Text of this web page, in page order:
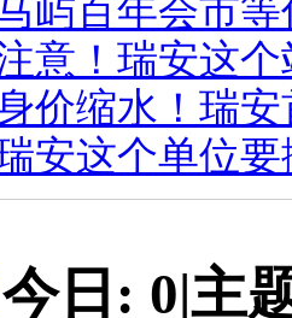
屿百年会市
意！瑞安这
价缩水！瑞
安这个单位
今日: 0|主